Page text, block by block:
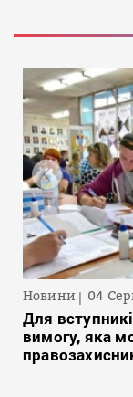
Новини 04
Для
вимогу, яка